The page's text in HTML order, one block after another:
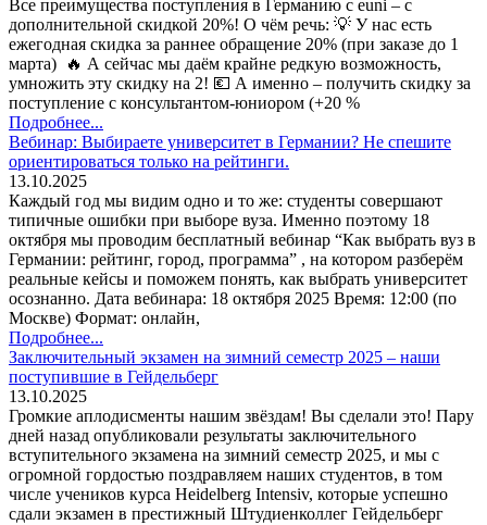
Все преимущества поступления в Германию с euni – с
дополнительной скидкой 20%! О чём речь: 💡 У нас есть
ежегодная скидка за раннее обращение 20% (при заказе до 1
марта) 🔥 А сейчас мы даём крайне редкую возможность,
умножить эту скидку на 2! 💶 А именно – получить скидку за
поступление с консультантом-юниором (+20 %
Подробнее...
Вебинар: Выбираете университет в Германии? Не спешите
ориентироваться только на рейтинги.
13.10.2025
Каждый год мы видим одно и то же: студенты совершают
типичные ошибки при выборе вуза. Именно поэтому 18
октября мы проводим бесплатный вебинар “Как выбрать вуз в
Германии: рейтинг, город, программа” , на котором разберём
реальные кейсы и поможем понять, как выбрать университет
осознанно. Дата вебинара: 18 октября 2025 Время: 12:00 (по
Москве) Формат: онлайн,
Подробнее...
Заключительный экзамен на зимний семестр 2025 – наши
поступившие в Гейдельберг
13.10.2025
Громкие аплодисменты нашим звёздам! Вы сделали это! Пару
дней назад опубликовали результаты заключительного
вступительного экзамена на зимний семестр 2025, и мы с
огромной гордостью поздравляем наших студентов, в том
числе учеников курса Heidelberg Intensiv, которые успешно
сдали экзамен в престижный Штудиенколлег Гейдельберг